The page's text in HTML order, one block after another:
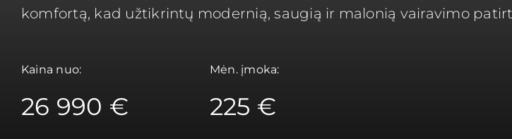
komfortą, kad užtikrintų modernią, saugią ir malonią vairavimo
Kaina nuo:
26 990 €
Mėn. įmoka:
225 €